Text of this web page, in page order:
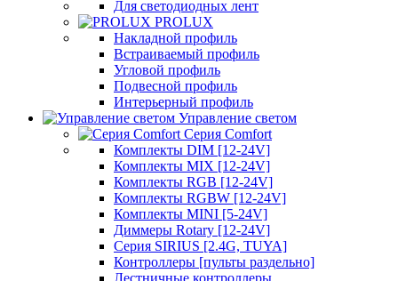
Для светодиодных лент
PROLUX
Накладной профиль
Встраиваемый профиль
Угловой профиль
Подвесной профиль
Интерьерный профиль
Управление светом
Серия Comfort
Комплекты DIM [12-24V]
Комплекты MIX [12-24V]
Комплекты RGB [12-24V]
Комплекты RGBW [12-24V]
Комплекты MINI [5-24V]
Диммеры Rotary [12-24V]
Серия SIRIUS [2.4G, TUYA]
Контроллеры [пульты раздельно]
Лестничные контроллеры